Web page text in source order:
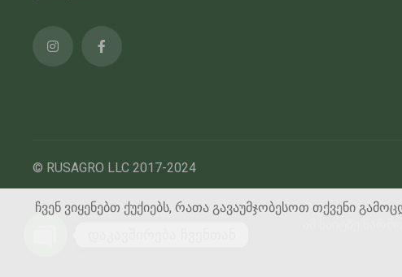
© RUSAGRO LLC 2017-2024
ამ საიტზე
ჩვენ ვიყენებთ ქუქიებს, რათა გავაუმჯობესოთ თქვენი